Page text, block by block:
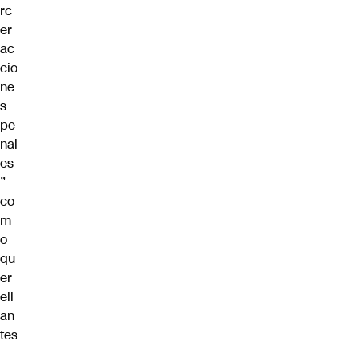
rc
er
ac
cio
ne
s
pe
nal
es
”
co
m
o
qu
er
ell
an
tes